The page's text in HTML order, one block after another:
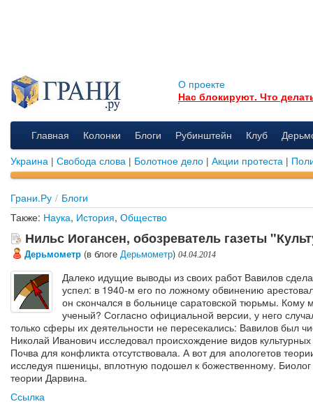
О проекте
Нас блокируют. Что
Главная Колонки Блоги Рубинштейн Клуб
Украина | Свобода слова | Болотное дело | Акции протеста |
Грани.Ру / Блоги
Также: Наука, История, Общество
Нильс Иогансен, обозреватель газеты
Дерьмометр (в блоге Дерьмометр) 04.04.2014
Далеко идущие выводы из своих работ Вавилов
успел: в 1940-м его по ложному обвинению
он скончался в больнице саратовской тюрьмы. Кому
ученый? Согласно официальной версии, у него
только сферы их деятельности не пересекались: Вавилов был
Николай Иванович исследовал происхождение видов
Почва для конфликта отсутствовала. А вот для апологетов
исследуя пшеницы, вплотную подошел к божественному.
теории Дарвина.
Ссылка